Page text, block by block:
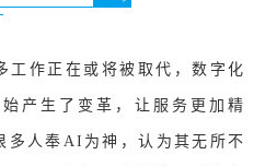
工作正在或将被取代，数字化
产生了变革，让服务更加精
多人奉AI为神，认为其无所不